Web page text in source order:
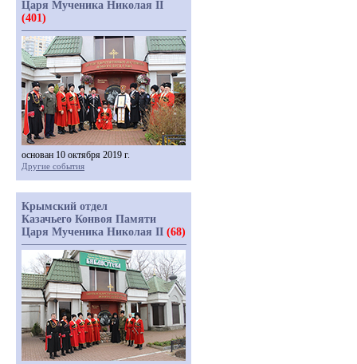
Царя Мученика Николая II
(401)
основан 10 октября 2019 г.
Другие события
Крымский отдел
Казачьего Конвоя Памяти
Царя Мученика Николая II (68)